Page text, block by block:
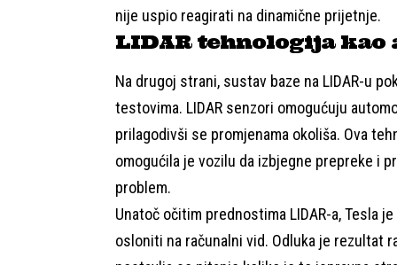
nije uspio reagirati na dinamične prijetnje.
LIDAR tehnologija
Na drugoj strani, sustav baze na LIDAR-u
testovima. LIDAR senzori omogućuju
prilagodivši se promjenama okoliša. Ova
omogućila je vozilu da izbjegne prepreke i
problem.
Unatoč očitim prednostima LIDAR-a, Tesla
osloniti na računalni vid. Odluka je rezultat